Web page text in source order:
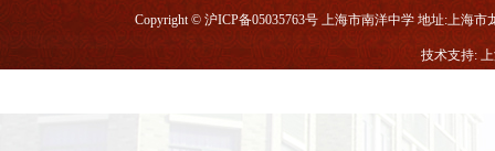
Copyright © 沪ICP备05035763号 上海市南洋中学 地址:上海市
技术支持: